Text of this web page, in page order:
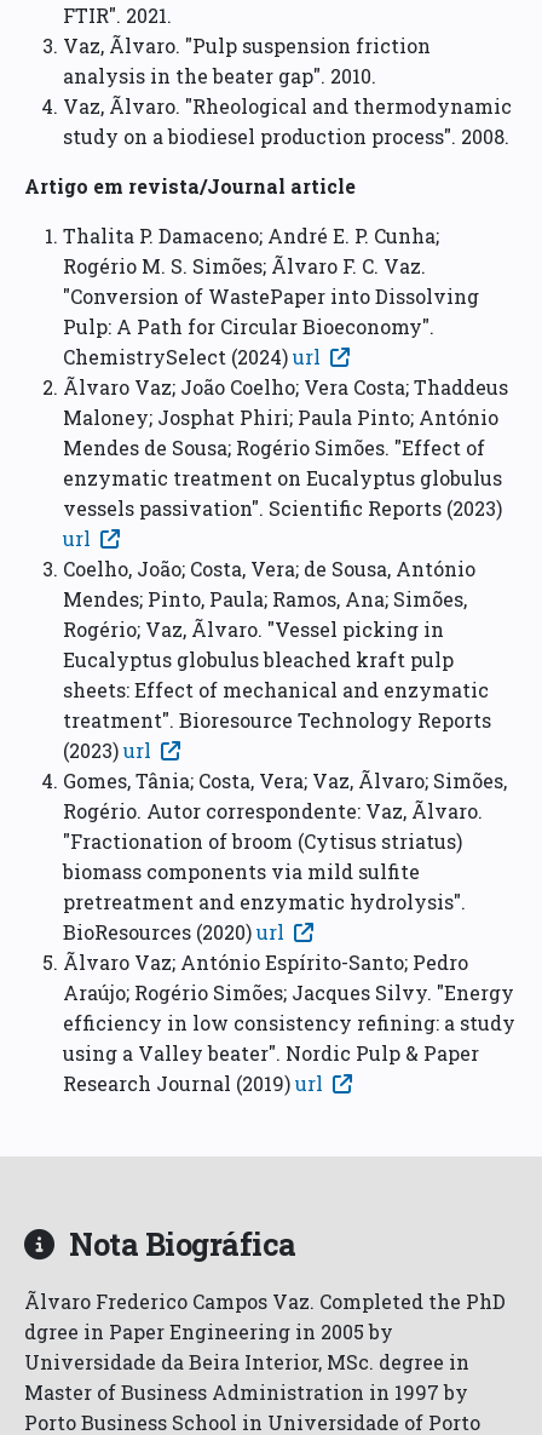
FTIR". 2021.
Vaz, Ãlvaro. "Pulp suspension friction
analysis in the beater gap". 2010.
Vaz, Ãlvaro. "Rheological and thermodynamic
study on a biodiesel production process". 2008.
Artigo em revista/Journal article
Thalita P. Damaceno; André E. P. Cunha;
Rogério M. S. Simões; Ãlvaro F. C. Vaz.
"Conversion of WastePaper into Dissolving
Pulp: A Path for Circular Bioeconomy".
ChemistrySelect (2024)url
Ãlvaro Vaz; João Coelho; Vera Costa; Thaddeus
Maloney; Josphat Phiri; Paula Pinto; António
Mendes de Sousa; Rogério Simões. "Effect of
enzymatic treatment on Eucalyptus globulus
vessels passivation". Scientific Reports (2023)
url
Coelho, João; Costa, Vera; de Sousa, António
Mendes; Pinto, Paula; Ramos, Ana; Simões,
Rogério; Vaz, Ãlvaro. "Vessel picking in
Eucalyptus globulus bleached kraft pulp
sheets: Effect of mechanical and enzymatic
treatment". Bioresource Technology Reports
(2023)url
Gomes, Tânia; Costa, Vera; Vaz, Ãlvaro; Simões,
Rogério. Autor correspondente: Vaz, Ãlvaro.
"Fractionation of broom (Cytisus striatus)
biomass components via mild sulfite
pretreatment and enzymatic hydrolysis".
BioResources (2020)url
Ãlvaro Vaz; António Espírito-Santo; Pedro
Araújo; Rogério Simões; Jacques Silvy. "Energy
efficiency in low consistency refining: a study
using a Valley beater". Nordic Pulp & Paper
Research Journal (2019)url
Nota Biográfica
Ãlvaro Frederico Campos Vaz. Completed the PhD
dgree in Paper Engineering in 2005 by
Universidade da Beira Interior, MSc. degree in
Master of Business Administration in 1997 by
Porto Business School in Universidade of Porto